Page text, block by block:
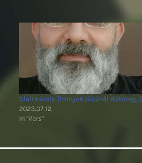
Oláh Károly: [tornyok lábánál dübörög…]
2023.07.12.
In "Vers"